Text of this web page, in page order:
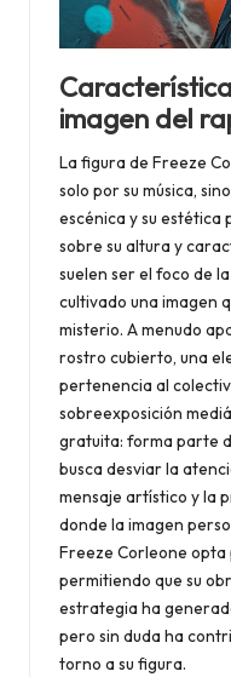
imagen del
La figura de Freeze
solo por su música,
escénica y su estética
sobre su altura y
suelen ser el foco de
cultivado una imagen
misterio. A menudo
rostro cubierto, una
pertenencia al
sobreexposición
gratuita: forma parte
busca desviar la
mensaje artístico y la
donde la imagen
Freeze Corleone
permitiendo que su
estrategia ha
pero sin duda ha
torno a su figura.